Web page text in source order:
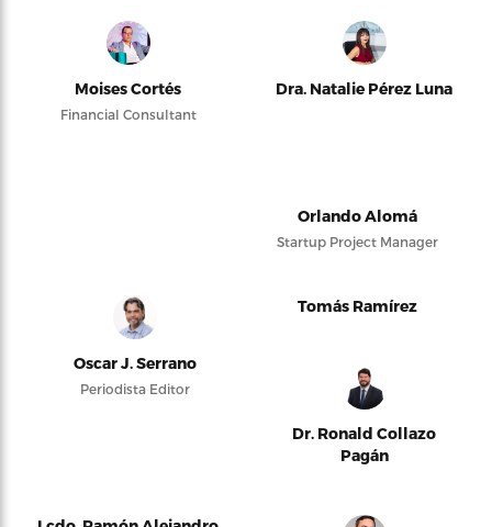
Moises Cortés
Financial Consultant
Dra. Natalie Pérez Luna
Orlando Alomá
Startup Project Manager
Oscar J. Serrano
Periodista Editor
Tomás Ramírez
Dr. Ronald Collazo
Pagán